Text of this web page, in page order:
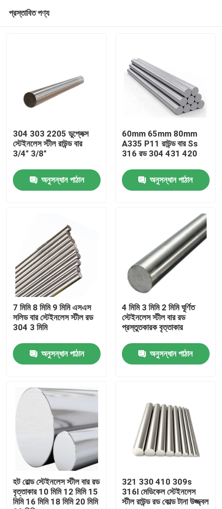
আমাদের সম্পর্কে
কারখানা ভ্রমণ
মান নিয়ন্ত্রণ
উদ্ধৃতির জন্য আবেদন
স্টেইনলেস স্টীল বৃত্তাকার টিউব
স্টেইনলেস স্টীল প্লেট শীট
প্রস্তাবিত পণ্য
304 303 2205 ডুপ্লেক্স
স্টেইনলেস স্টীল রাউন্ড বার
3/4" 3/8"
অনুসন্ধান পাঠান
60mm 65mm 80mm
A335 P11 রাউন্ড বার Ss
316 রড 304 431 420
অনুসন্ধান পাঠান
7 মিমি 8 মিমি 9 মিমি এসএস
সলিড বার স্টেইনলেস স্টীল রড
304 3 মিমি
অনুসন্ধান পাঠান
4 মিমি 3 মিমি 2 মিমি ঘূর্ণিত
স্টেইনলেস স্টীল বার রড
প্রস্তুতকারক বৃত্তাকার
অনুসন্ধান পাঠান
হট রোল্ড স্টেইনলেস স্টীল বার রড
বৃত্তাকার 10 মিমি 12 মিমি 15
মিমি 16 মিমি 18 মিমি 20 মিমি
321 330 410 309s
316l মেডিকেল স্টেইনলেস
স্টীল রাউন্ড রড কোল্ড টানা উজ্জ্বল